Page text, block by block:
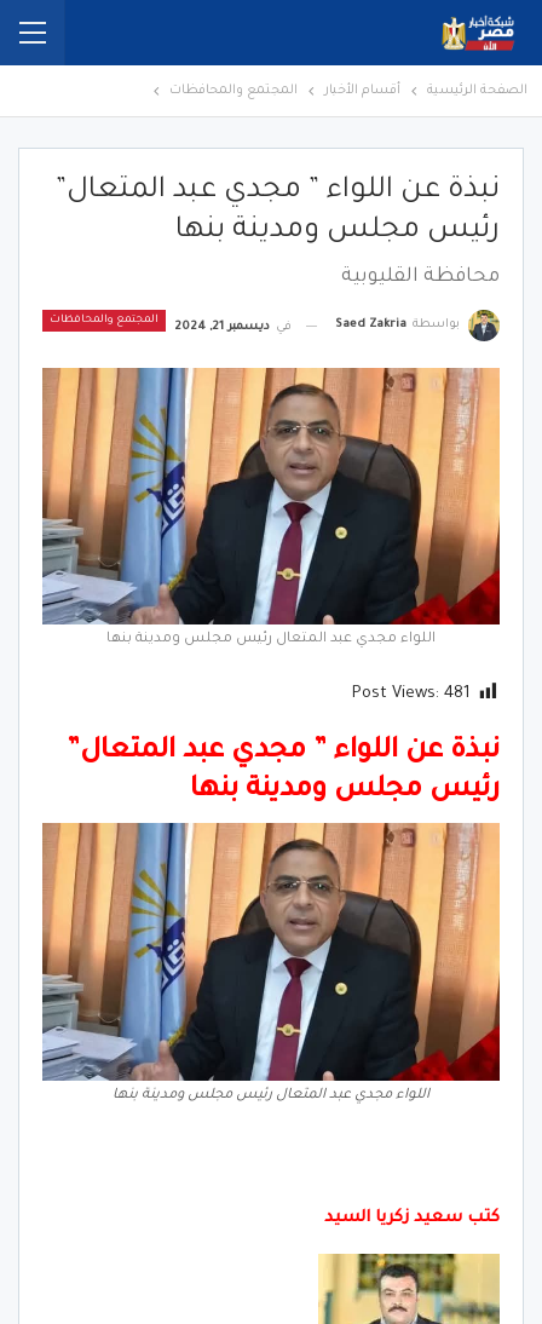
الصفحة الرئيسية أقسام الأخبار المجتمع والمحافظات
نبذة عن اللواء ” مجدي عبد المتعال”
رئيس مجلس ومدينة بنها
محافظة القليوبية
المجتمع والمحافظات بواسطة Saed Zakria في ديسمبر 21, 2024
اللواء مجدي عبد المتعال رئيس مجلس ومدينة بنها
Post Views: 481
نبذة عن اللواء ” مجدي عبد المتعال”
رئيس مجلس ومدينة بنها
اللواء مجدي عبد المتعال رئيس مجلس ومدينة بنها
كتب سعيد زكريا السيد